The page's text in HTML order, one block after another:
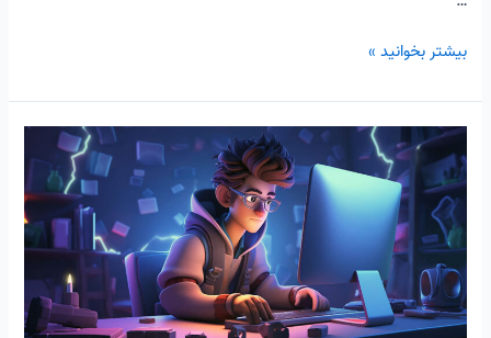
بیشتر بخوانید »
آینده
از
راه
رسید:
مدیریت
ریسک‌های
نوین
HSE